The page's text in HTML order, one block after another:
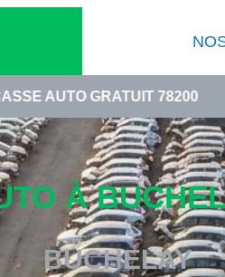
GRATUIT 78200 •
À
BUCHELAY